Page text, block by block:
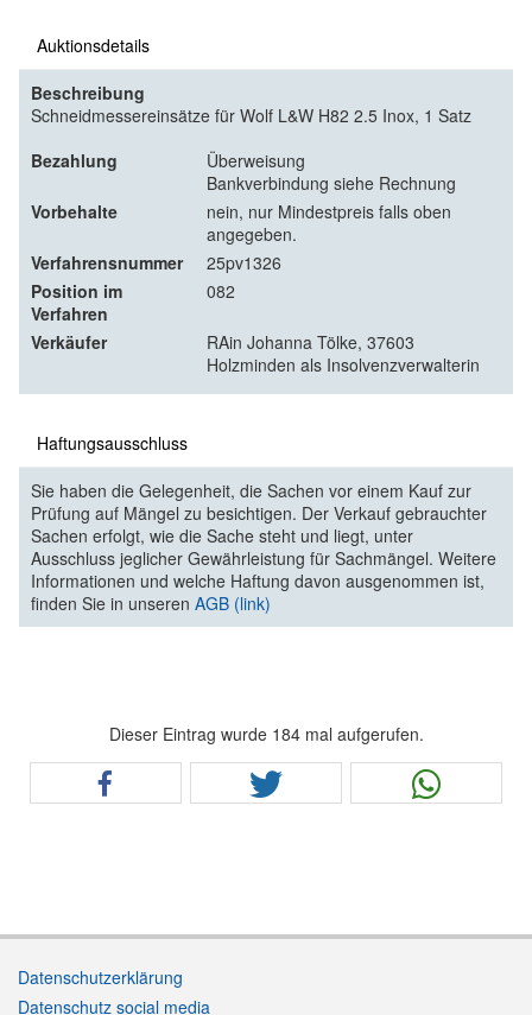
Auktionsdetails
Beschreibung
Schneidmessereinsätze für Wolf L&W H82 2.5 Inox, 1 Satz
Bezahlung
Überweisung
Bankverbindung siehe Rechnung
Vorbehalte
nein, nur Mindestpreis falls oben
angegeben.
Verfahrensnummer
25pv1326
Position im
Verfahren
082
Verkäufer
RAin Johanna Tölke, 37603
Holzminden als Insolvenzverwalterin
Haftungsausschluss
Sie haben die Gelegenheit, die Sachen vor einem Kauf zur
Prüfung auf Mängel zu besichtigen. Der Verkauf gebrauchter
Sachen erfolgt, wie die Sache steht und liegt, unter
Ausschluss jeglicher Gewährleistung für Sachmängel. Weitere
Informationen und welche Haftung davon ausgenommen ist,
finden Sie in unseren AGB (link)
Dieser Eintrag wurde 184 mal aufgerufen.
Datenschutzerklärung
Datenschutz social media